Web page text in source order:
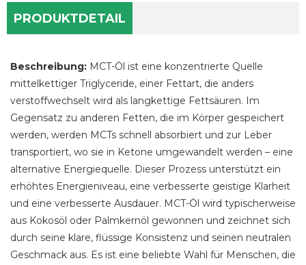
PRODUKTDETAIL
Beschreibung: MCT-Öl ist eine konzentrierte Quelle
mittelkettiger Triglyceride, einer Fettart, die anders
verstoffwechselt wird als langkettige Fettsäuren. Im
Gegensatz zu anderen Fetten, die im Körper gespeichert
werden, werden MCTs schnell absorbiert und zur Leber
transportiert, wo sie in Ketone umgewandelt werden – eine
alternative Energiequelle. Dieser Prozess unterstützt ein
erhöhtes Energieniveau, eine verbesserte geistige Klarheit
und eine verbesserte Ausdauer. MCT-Öl wird typischerweise
aus Kokosöl oder Palmkernöl gewonnen und zeichnet sich
durch seine klare, flüssige Konsistenz und seinen neutralen
Geschmack aus. Es ist eine beliebte Wahl für Menschen, die